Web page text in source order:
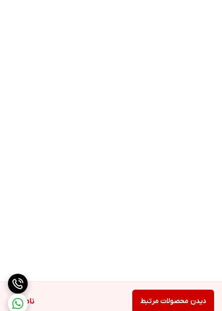
ناموجود دیدن محصولات مرتبط